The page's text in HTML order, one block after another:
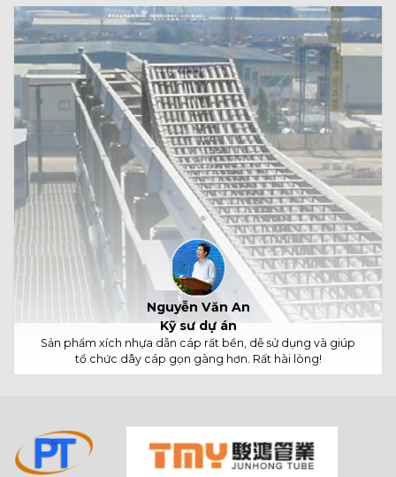
Nguyễn Văn An
Kỹ sư dự án
Sản phẩm xích nhựa dẫn cáp rất bền, dễ sử dụng và giúp
tổ chức dây cáp gọn gàng hơn. Rất hài lòng!